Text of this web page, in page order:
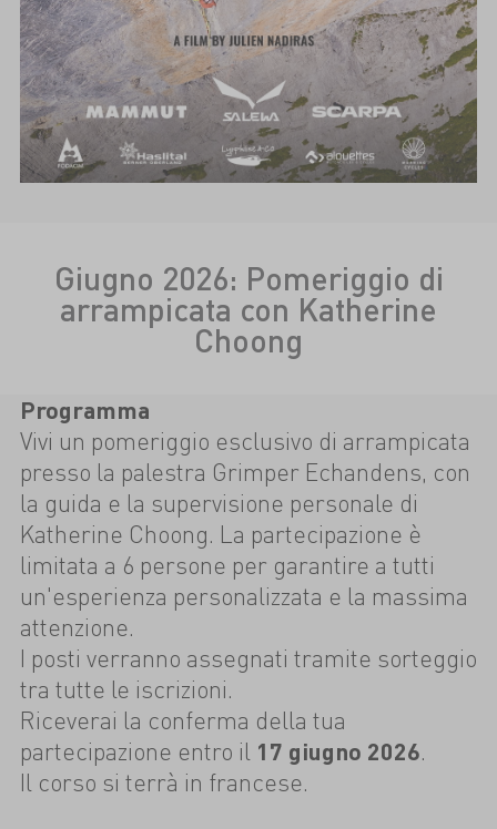
Giugno 2026: Pomeriggio di
arrampicata con Katherine
Choong
Programma
Vivi un pomeriggio esclusivo di arrampicata
presso la palestra Grimper Echandens, con
la guida e la supervisione personale di
Katherine Choong. La partecipazione è
limitata a 6 persone per garantire a tutti
un'esperienza personalizzata e la massima
attenzione.
I posti verranno assegnati tramite sorteggio
tra tutte le iscrizioni.
Riceverai la conferma della tua
partecipazione entro il 17 giugno 2026.
Il corso si terrà in francese.